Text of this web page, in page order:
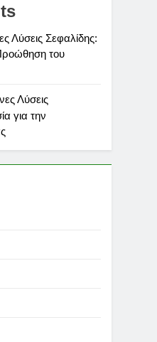
Λύσεις Σεφαλίδης:
του
Λύσεις
για την